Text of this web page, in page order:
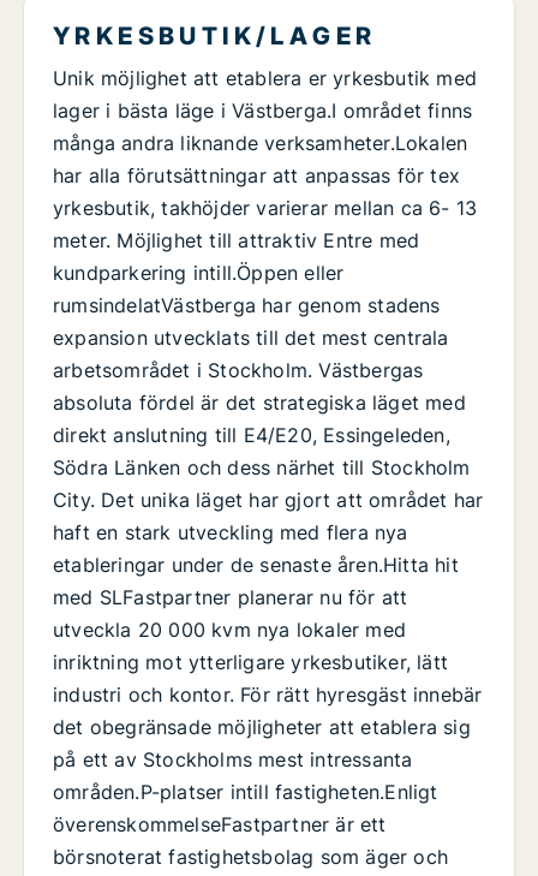
Y R K E S B U T I K / L A G E R
Unik möjlighet att etablera er yrkesbutik med
lager i bästa läge i Västberga.I området finns
många andra liknande verksamheter.Lokalen
har alla förutsättningar att anpassas för tex
yrkesbutik, takhöjder varierar mellan ca 6- 13
meter. Möjlighet till attraktiv Entre med
kundparkering intill.Öppen eller
rumsindelatVästberga har genom stadens
expansion utvecklats till det mest centrala
arbetsområdet i Stockholm. Västbergas
absoluta fördel är det strategiska läget med
direkt anslutning till E4/E20, Essingeleden,
Södra Länken och dess närhet till Stockholm
City. Det unika läget har gjort att området har
haft en stark utveckling med flera nya
etableringar under de senaste åren.Hitta hit
med SLFastpartner planerar nu för att
utveckla 20 000 kvm nya lokaler med
inriktning mot ytterligare yrkesbutiker, lätt
industri och kontor. För rätt hyresgäst innebär
det obegränsade möjligheter att etablera sig
på ett av Stockholms mest intressanta
områden.P-platser intill fastigheten.Enligt
överenskommelseFastpartner är ett
börsnoterat fastighetsbolag som äger och